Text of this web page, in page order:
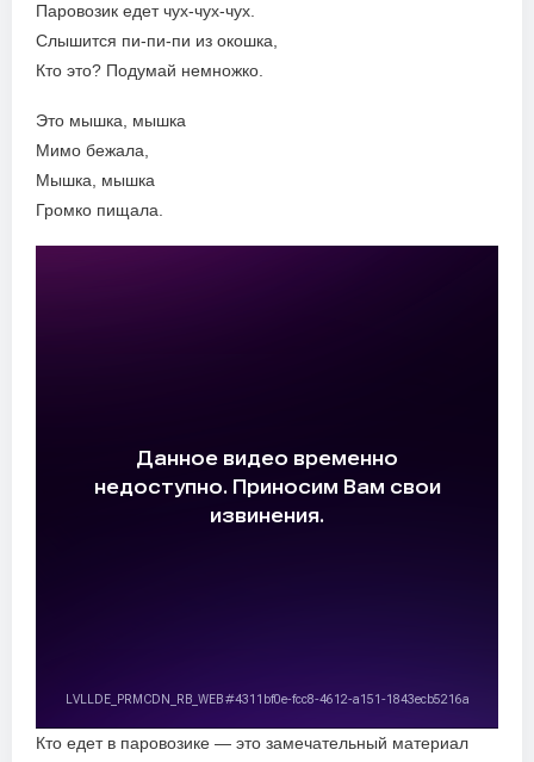
Паровозик едет чух-чух-чух.
Слышится пи-пи-пи из окошка,
Кто это? Подумай немножко.
Это мышка, мышка
Мимо бежала,
Мышка, мышка
Громко пищала.
Кто едет в паровозике — это замечательный материал